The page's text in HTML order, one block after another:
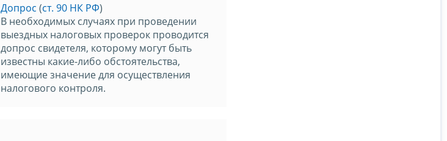
Допрос (ст. 90 НК РФ)
В необходимых случаях при проведении
выездных налоговых проверок проводится
допрос свидетеля, которому могут быть
известны какие-либо обстоятельства,
имеющие значение для осуществления
налогового контроля.